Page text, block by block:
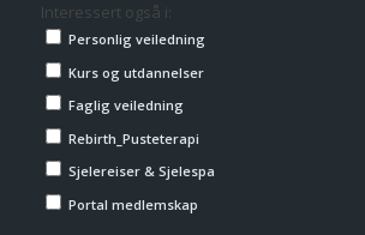
Interessert også i:
Personlig veiledning
Kurs og utdannelser
Faglig veiledning
Rebirth_Pusteterapi
Sjelereiser & Sjelespa
Portal medlemskap